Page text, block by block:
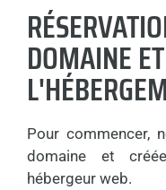
DOMAINE
Pour commencer,
domaine et
hébergeur web.